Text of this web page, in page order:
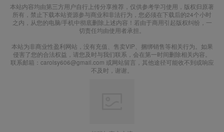
本站内容均由第三方用户自行上传分享推荐，仅供参考学习使用，版权归原著
所有，禁止下载本站资源参与商业和非法行为，您必须在下载后的24个小时
之内，从您的电脑/手机中彻底删除上述内容！若由于商用引起版权纠纷，一
切责任均由使用者承担。
本站为非商业性盈利网站，没有充值、售卖VIP、捆绑销售等相关行为。如果
侵害了您的合法权益，请您及时与我们联系，会在第一时间删除相关内容。
联系邮箱：carolsy606@gmail.com 或网站留言，其他途径可能收不到或响应
不及时，谢谢。